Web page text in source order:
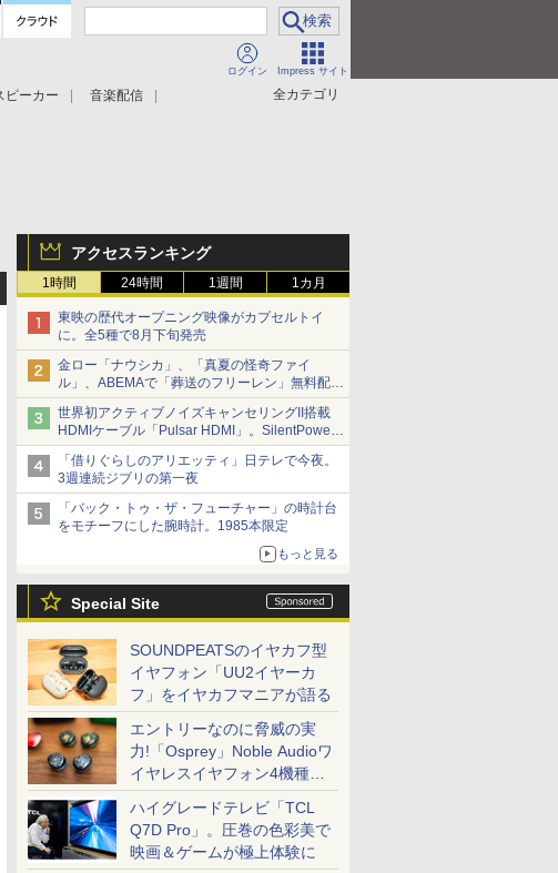
ログイン Impress サイト
全カテゴリ
ピーカー
音楽配信
アクセスランキング
1時間 24時間 1週間 1カ月
東映の歴代オープニング映像がカプセルトイ
に。全5種で8月下旬発売
金ロー「ナウシカ」、「真夏の怪奇ファイ
ル」、ABEMAで「葬送のフリーレン」無料配信
など。夏の特番・配信情報
世界初アクティブノイズキャンセリングII搭載
HDMIケーブル「Pulsar HDMI」。SilentPower
から
「借りぐらしのアリエッティ」日テレで今夜。
3週連続ジブリの第一夜
「バック・トゥ・ザ・フューチャー」の時計台
をモチーフにした腕時計。1985本限定
もっと見る
Special Site
SOUNDPEATSのイヤカフ型
イヤフォン「UU2イヤーカ
フ」をイヤカフマニアが語る
エントリーなのに脅威の実
力!「Osprey」Noble Audioワ
イヤレスイヤフォン4機種を
一気に聴く
ハイグレードテレビ「TCL
Q7D Pro」。圧巻の色彩美で
映画＆ゲームが極上体験に